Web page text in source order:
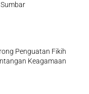
Penguatan Fikih
Keagamaan